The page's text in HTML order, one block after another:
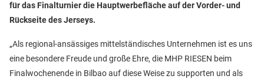
für das Finalturnier die Hauptwerbefläche auf der Vorder- und
Rückseite des Jerseys.
„Als regional-ansässiges mittelständisches Unternehmen ist es uns
eine besondere Freude und große Ehre, die MHP RIESEN beim
Finalwochenende in Bilbao auf diese Weise zu supporten und als